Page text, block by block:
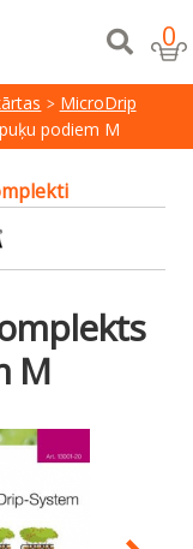
0
MicroDrip
podiem M
M